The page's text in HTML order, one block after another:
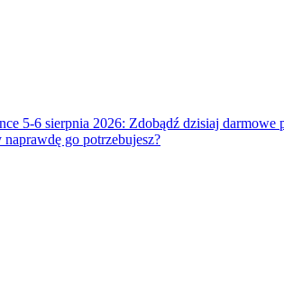
5-6 sierpnia 2026: Zdobądź dzisiaj darmowe
go potrzebujesz?